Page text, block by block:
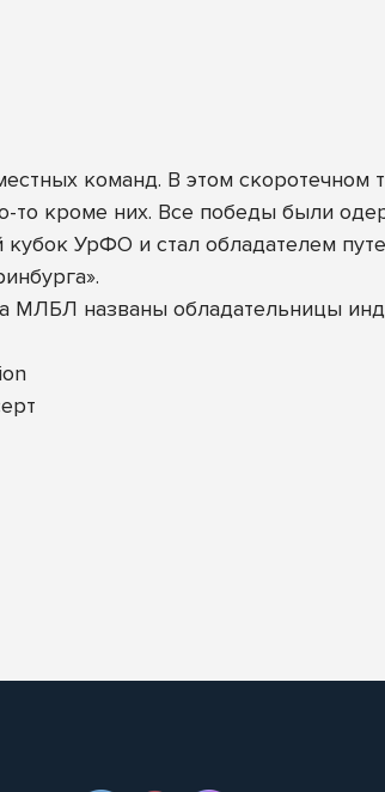
команд. В этом скоротечном
то кроме них. Все победы были
кубок УрФО и стал обладателем
МЛБЛ названы обладательницы